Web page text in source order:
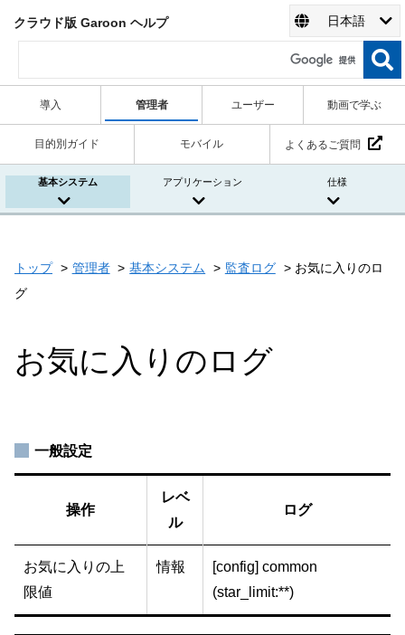
クラウド版 Garoon ヘルプ 日本語
導入 管理者 ユーザー 動画で学ぶ
目的別ガイド モバイル よくあるご質問
基本システム アプリケーション 仕様
トップ 管理者 基本システム 監査ログ
お気に入りのロ
グ
お気に入りのログ
一般設定
操作
レベ
ル
ログ
お気に入りの上
限値
情報
[config] common
(star_limit:**)